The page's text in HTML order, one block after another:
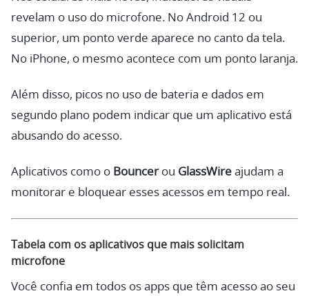
revelam o uso do microfone. No Android 12 ou
superior, um ponto verde aparece no canto da tela.
No iPhone, o mesmo acontece com um ponto laranja.
Além disso, picos no uso de bateria e dados em
segundo plano podem indicar que um aplicativo está
abusando do acesso.
Aplicativos como o Bouncerou GlassWire ajudam a
monitorar e bloquear esses acessos em tempo real.
Tabela com os aplicativos que mais solicitam
microfone
Você confia em todos os apps que têm acesso ao seu